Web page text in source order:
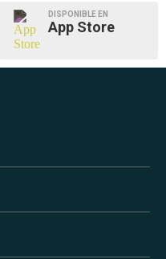
DISPONIBLE EN
App Store